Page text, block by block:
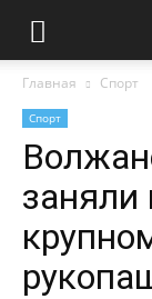
Главная Спорт
Спорт
заняли